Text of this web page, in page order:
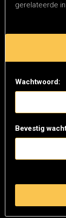
gerelateerde
Wachtwoord:
Bevestig